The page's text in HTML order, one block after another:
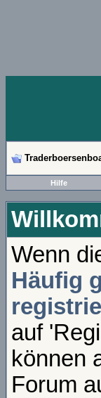
Hilfe
Wenn
Häufig
auf
können
Forum